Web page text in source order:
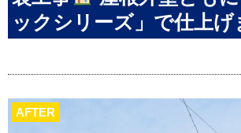
ックシリーズ」で仕上げ
AFTER